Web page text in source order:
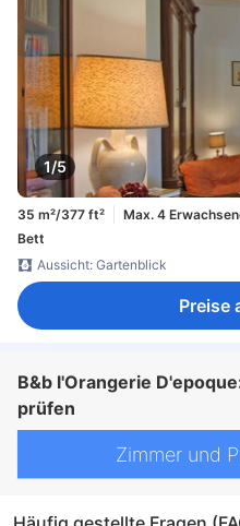
1/5
35 m²/377 ft² Max. 4
Bett
Aussicht: Gartenblick
Preise
B&b l'Orangerie
prüfen
Zimmer und